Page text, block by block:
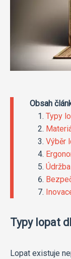
Obsah
Typy
Výběr
Typy lopat
Lopat existuje